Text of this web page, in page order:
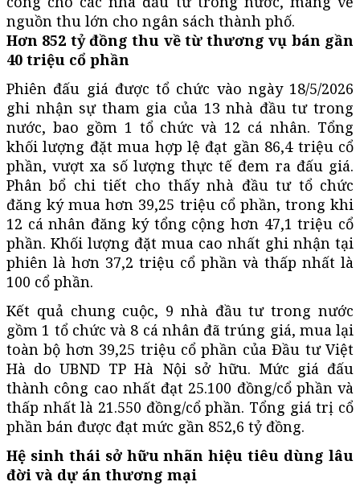
nguồn thu lớn cho ngân sách thành phố.
Hơn 852 tỷ đồng thu về từ thương vụ bán gần
40 triệu cổ phần
Phiên đấu giá được tổ chức vào ngày 18/5/2026
ghi nhận sự tham gia của 13 nhà đầu tư trong
nước, bao gồm 1 tổ chức và 12 cá nhân. Tổng
khối lượng đặt mua hợp lệ đạt gần 86,4 triệu cổ
phần, vượt xa số lượng thực tế đem ra đấu giá.
Phân bổ chi tiết cho thấy nhà đầu tư tổ chức
đăng ký mua hơn 39,25 triệu cổ phần, trong khi
12 cá nhân đăng ký tổng cộng hơn 47,1 triệu cổ
phần. Khối lượng đặt mua cao nhất ghi nhận tại
phiên là hơn 37,2 triệu cổ phần và thấp nhất là
100 cổ phần.
Kết quả chung cuộc, 9 nhà đầu tư trong nước
gồm 1 tổ chức và 8 cá nhân đã trúng giá, mua lại
toàn bộ hơn 39,25 triệu cổ phần của Đầu tư Việt
Hà do UBND TP Hà Nội sở hữu. Mức giá đấu
thành công cao nhất đạt 25.100 đồng/cổ phần và
thấp nhất là 21.550 đồng/cổ phần. Tổng giá trị cổ
phần bán được đạt mức gần 852,6 tỷ đồng.
Hệ sinh thái sở hữu nhãn hiệu tiêu dùng lâu
đời và dự án thương mại